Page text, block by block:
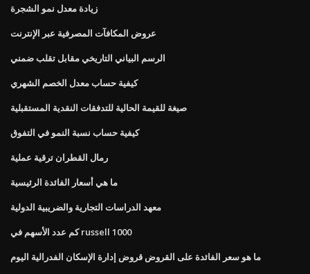
زيادة معدل نمو الشجرة
عروض المكافآت المصرفية عبر الإنترنت
الرسم البياني التاريخي مقابل تقلب ضمني
كيفية حساب معدل الخصم الشهري
صيغة للقيمة الحالية للتدفقات النقدية المستقبلية
كيفية حساب نسبة النمو في التفوق
رمال القطران ترقية عملية
ما هي أسعار الفائدة الرئيسية
معهد الدراسات التجارية والضريبية الدولية
كم عدد الأسهم في russell 1000
ما هو سعر الفائدة على القروض قروض إدارة الإسكان الفدرالية اليوم